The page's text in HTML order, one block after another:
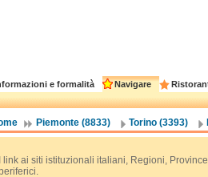
e formalità Navigare
Piemonte (8833) Torino (3393)
I link ai siti istituzionali italiani, Regioni,